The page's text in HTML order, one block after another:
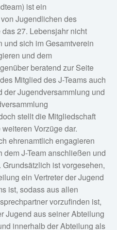
ist ein
Jugendlichen des
27. Lebensjahr nicht
und sich im Gesamtverein
und dem
beratend zur Seite
Mitglied des J-Teams auch
der Jugendversammlung und
stellt die Mitgliedschaft
Vorzüge dar.
ehrenamtlich engagieren
dem J-Team anschließen und
ist vorgesehen,
ein Vertreter der Jugend
ist, sodass aus allen
vorzufinden ist,
Jugend aus seiner Abteilung
innerhalb der Abteilung als